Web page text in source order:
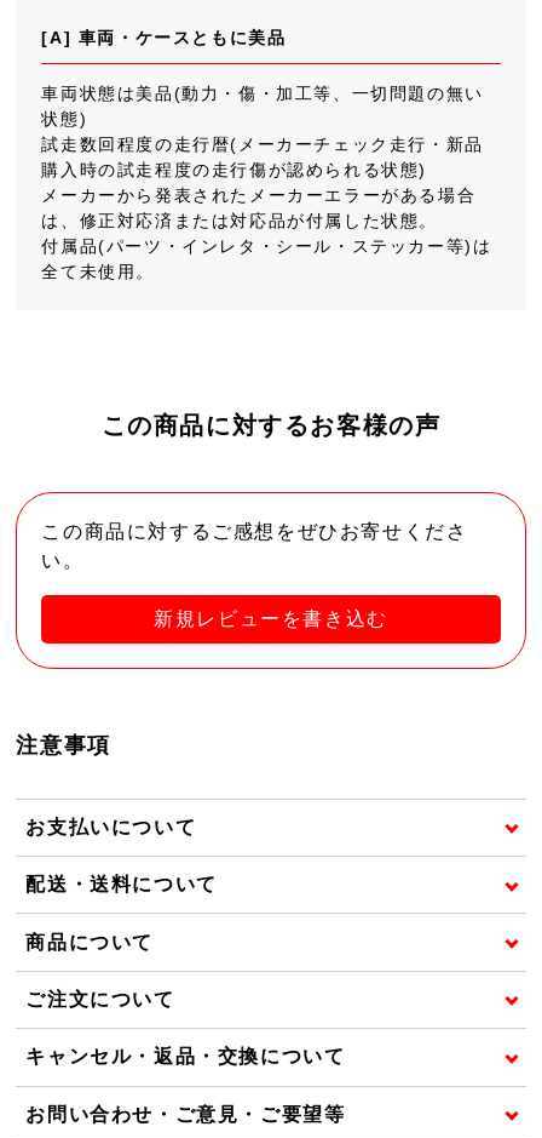
[A] 車両・ケースともに美品
車両状態は美品(動力・傷・加工等、一切問題の無い
状態)
試走数回程度の走行暦(メーカーチェック走行・新品
購入時の試走程度の走行傷が認められる状態)
メーカーから発表されたメーカーエラーがある場合
は、修正対応済または対応品が付属した状態。
付属品(パーツ・インレタ・シール・ステッカー等)は
全て未使用。
この商品に対するお客様の声
この商品に対するご感想をぜひお寄せくださ
い。
新規レビューを書き込む
注意事項
お支払いについて
配送・送料について
商品について
ご注文について
キャンセル・返品・交換について
お問い合わせ・ご意見・ご要望等